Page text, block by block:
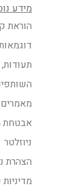
מידע
הוראת
מאמרים
אבטחת
ניוזלטר
הצהרת